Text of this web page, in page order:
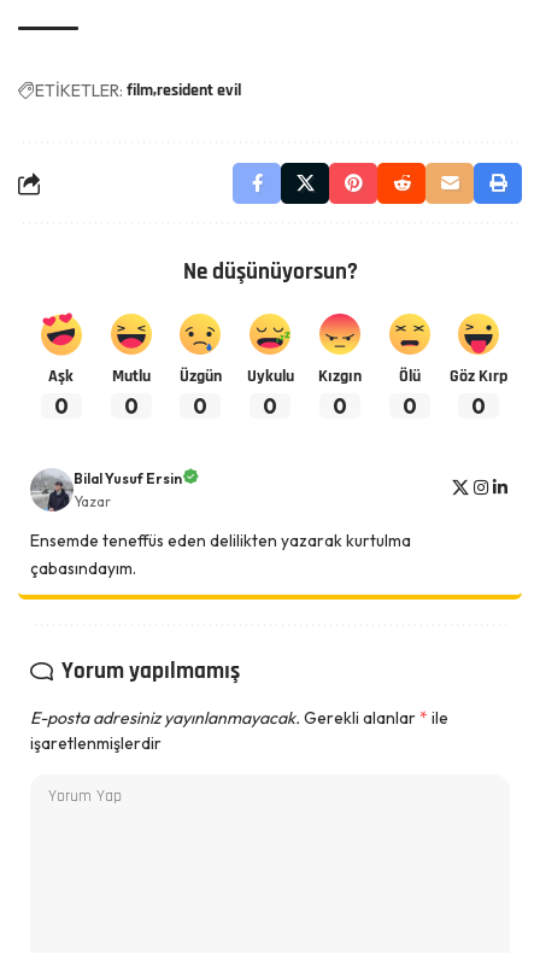
ETİKETLER: filmresident evil
Ne düşünüyorsun?
Aşk
0
Mutlu
0
Üzgün
0
Uykulu
0
Kızgın
0
Ölü
0
Göz Kırp
0
Bilal Yusuf Ersin
Yazar
Ensemde teneffüs eden delilikten yazarak kurtulma
çabasındayım.
Yorum yapılmamış
E-posta adresiniz yayınlanmayacak. Gerekli alanlar* ile
işaretlenmişlerdir